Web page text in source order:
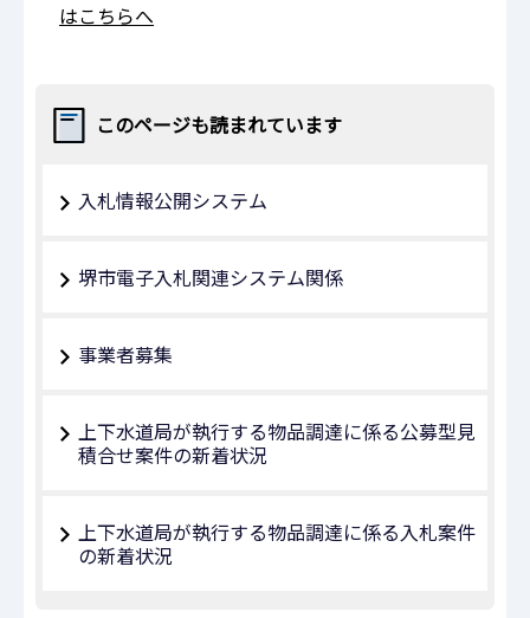
はこちらへ
このページも読まれています
入札情報公開システム
堺市電子入札関連システム関係
事業者募集
上下水道局が執行する物品調達に係る公募型見
積合せ案件の新着状況
上下水道局が執行する物品調達に係る入札案件
の新着状況